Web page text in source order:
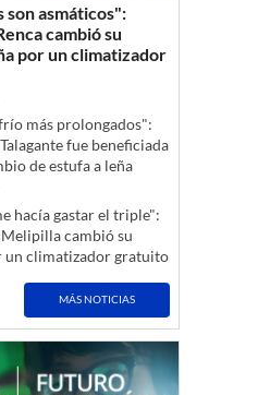
son asmáticos":
cambió su
por un climatizador
más prolongados":
fue beneficiada
de estufa a leña
hacía gastar el triple":
cambió su
un climatizador gratuito
MÁS NOTICIAS